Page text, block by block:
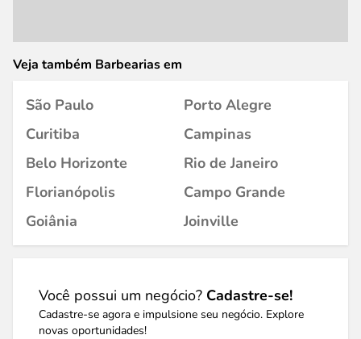
Veja também Barbearias em
São Paulo
Porto Alegre
Curitiba
Campinas
Belo Horizonte
Rio de Janeiro
Florianópolis
Campo Grande
Goiânia
Joinville
Você possui um negócio? Cadastre-se!
Cadastre-se agora e impulsione seu negócio. Explore
novas oportunidades!